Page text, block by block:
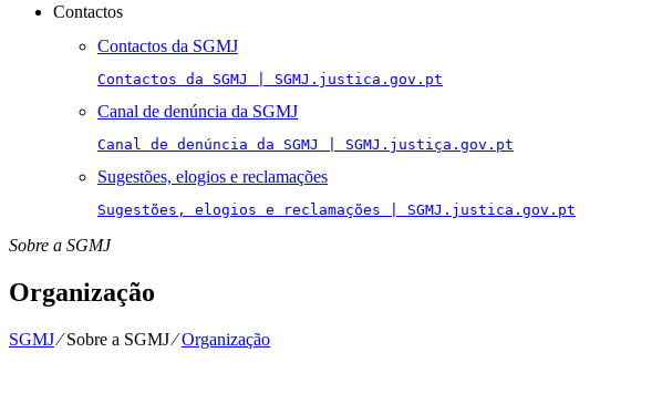
Contactos
Contactos da SGMJ
Contactos da SGMJ | SGMJ.justica.gov.pt
Canal de denúncia da SGMJ
Canal de denúncia da SGMJ | SGMJ.justiça.gov.pt
Sugestões, elogios e reclamações
Sugestões, elogios e reclamações | SGMJ.justica.gov.pt
Sobre a SGMJ
Organização
SGMJ⁄Sobre a SGMJ⁄Organização